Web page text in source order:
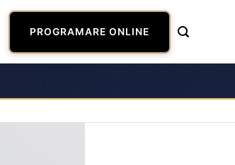
PROGRAMARE ONLINE